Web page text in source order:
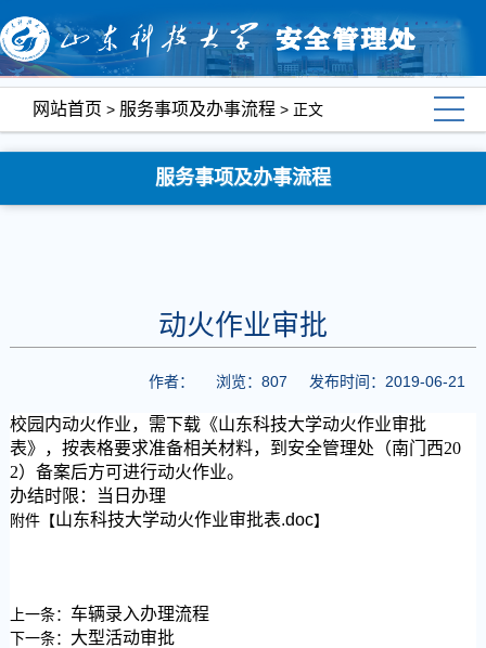
网站首页 > 服务事项及办事流程 > 正文
服务事项及办事流程
动火作业审批
发布时间：2019-06-21
浏览：807
作者：
校园内动火作业，需下载《山东科技大学动火作业审批
表》，按表格要求准备相关材料，到安全管理处（南门西20
2）备案后方可进行动火作业。
办结时限：当日办理
附件【山东科技大学动火作业审批表.doc】
上一条： 车辆录入办理流程
下一条： 大型活动审批